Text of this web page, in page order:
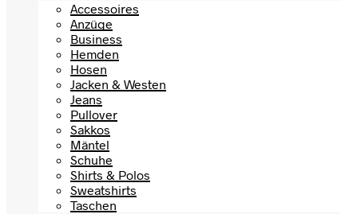
Accessoires
Anzüge
Business
Hemden
Hosen
Jacken & Westen
Jeans
Pullover
Sakkos
Mäntel
Schuhe
Shirts & Polos
Sweatshirts
Taschen